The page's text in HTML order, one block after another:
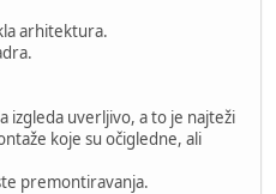
arhitektura.
izgleda uverljivo, a to je najteži
koje su očigledne, ali
premontiravanja.